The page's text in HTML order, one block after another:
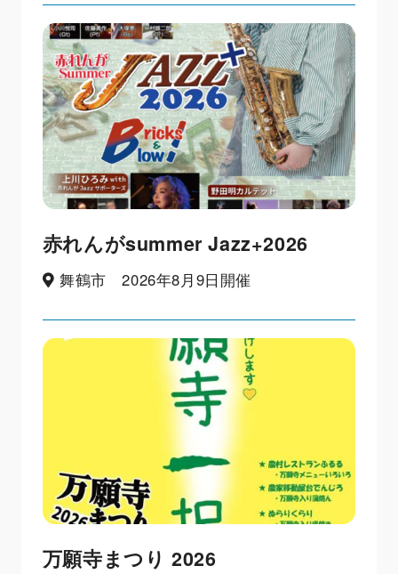
赤れんがsummer Jazz+2026
舞鶴市 2026年8月9日開催
万願寺まつり 2026